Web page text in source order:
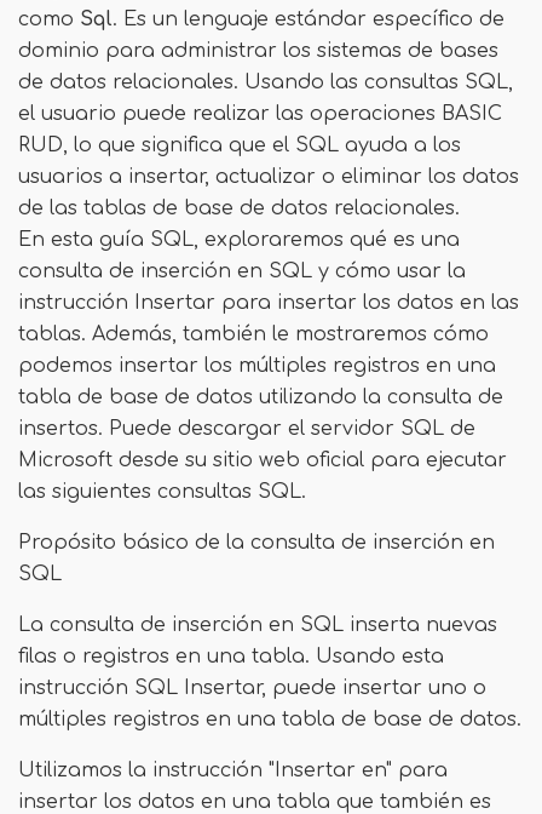
como Sql. Es un lenguaje estándar específico de
dominio para administrar los sistemas de bases
de datos relacionales. Usando las consultas SQL,
el usuario puede realizar las operaciones BASIC
RUD, lo que significa que el SQL ayuda a los
usuarios a insertar, actualizar o eliminar los datos
de las tablas de base de datos relacionales.
En esta guía SQL, exploraremos qué es una
consulta de inserción en SQL y cómo usar la
instrucción Insertar para insertar los datos en las
tablas. Además, también le mostraremos cómo
podemos insertar los múltiples registros en una
tabla de base de datos utilizando la consulta de
insertos. Puede descargar el servidor SQL de
Microsoft desde su sitio web oficial para ejecutar
las siguientes consultas SQL.
Propósito básico de la consulta de inserción en
SQL
La consulta de inserción en SQL inserta nuevas
filas o registros en una tabla. Usando esta
instrucción SQL Insertar, puede insertar uno o
múltiples registros en una tabla de base de datos.
Utilizamos la instrucción "Insertar en" para
insertar los datos en una tabla que también es